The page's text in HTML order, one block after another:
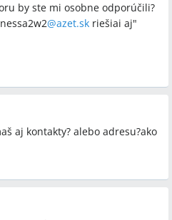
by ste mi osobne odporúčili?
@azet.sk riešiai aj"
aj kontakty? alebo adresu?ako